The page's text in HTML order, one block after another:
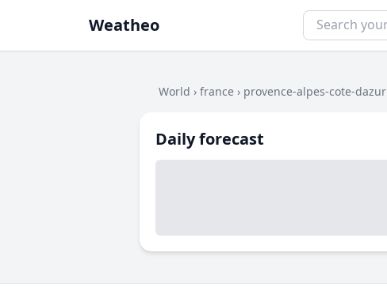
Weatheo
World › france › provence-alpes-cote-dazur
Daily forecast